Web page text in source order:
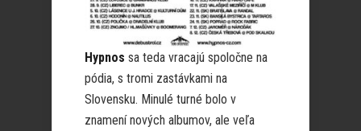
Hypnos sa teda vracajú spoločne na
pódia, s tromi zastávkami na
Slovensku. Minulé turné bolo v
znamení nových albumov, ale veľa